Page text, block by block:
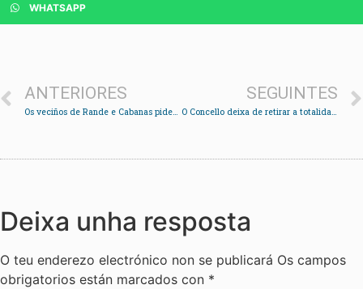
WHATSAPP
ANTERIORES
Os veciños de Rande e Cabanas piden que se debata no pleno de hoxe a situación de Aucosa
SEGUINTES
O Concello deixa de retirar a totalidade das algas para evitar a perda de area
Deixa unha resposta
O teu enderezo electrónico non se publicará Os campos
obrigatorios están marcados con *